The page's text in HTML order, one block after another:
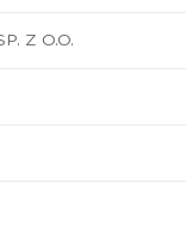
Z O.O.